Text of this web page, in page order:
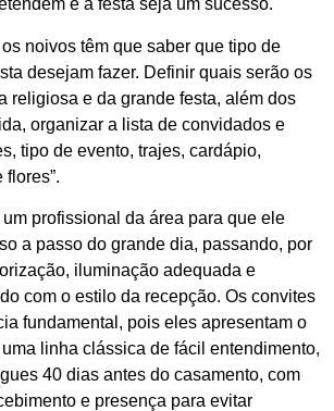
e a festa seja um sucesso.
noivos têm que saber que tipo de
desejam fazer. Definir quais serão os
religiosa e da grande festa, além dos
organizar a lista de convidados e
tipo de evento, trajes, cardápio,
flores”.
profissional da área para que ele
a passo do grande dia, passando, por
iluminação adequada e
com o estilo da recepção. Os convites
fundamental, pois eles apresentam o
linha clássica de fácil entendimento,
40 dias antes do casamento, com
e presença para evitar